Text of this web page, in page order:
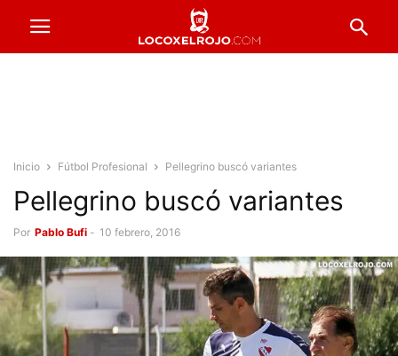
Inicio Fútbol Profesional Pellegrino buscó variantes
Pellegrino buscó variantes
Por Pablo Bufi - 10 febrero, 2016